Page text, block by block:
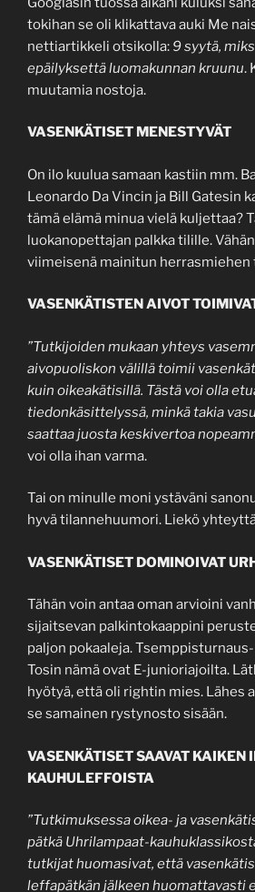
tokihan se oli klikattava auki Me
nettiartikkeli otsikolla: 9 syytä,
epäilyksettä luomakunnan kruunu.
muutamia nostoja.
VASENKÄTISET MENESTYVÄT
On ilo kuulua samaan kastiin mm.
Leonardo Da Vincin ja Bill Gatesin
tämä elämä minua vielä kuljettaa?
luokanopettajan palkka tilille.
viimeisenä mainitun herrasmiehen
VASENKÄTISTEN AIVOT
”Tutkijoiden mukaan yhteys
aivopuoliskon välillä toimii
kuin oikeakätisillä. Tästä voi olla
tiedonkäsittelyssä, minkä takia
saattaa juosta keskivertoa
voi olla ihan varma.
Tai on minulle moni ystäväni
hyvä tilannehuumori. Liekö
VASENKÄTISET DOMINOIVAT
Tähän voin antaa oman arvioini
sijaitsevan palkintokaappini
paljon pokaaleja.
Tosin nämä ovat E-junioriajoilta.
hyötyä, että oli rightin mies. Lähes
se samainen rystynosto sisään.
VASENKÄTISET SAAVAT KAIKEN
KAUHULEFFOISTA
”Tutkimuksessa oikea- ja
pätkä Uhrilampaat-
tutkijat huomasivat, että
leffapätkän jälkeen huomattavasti